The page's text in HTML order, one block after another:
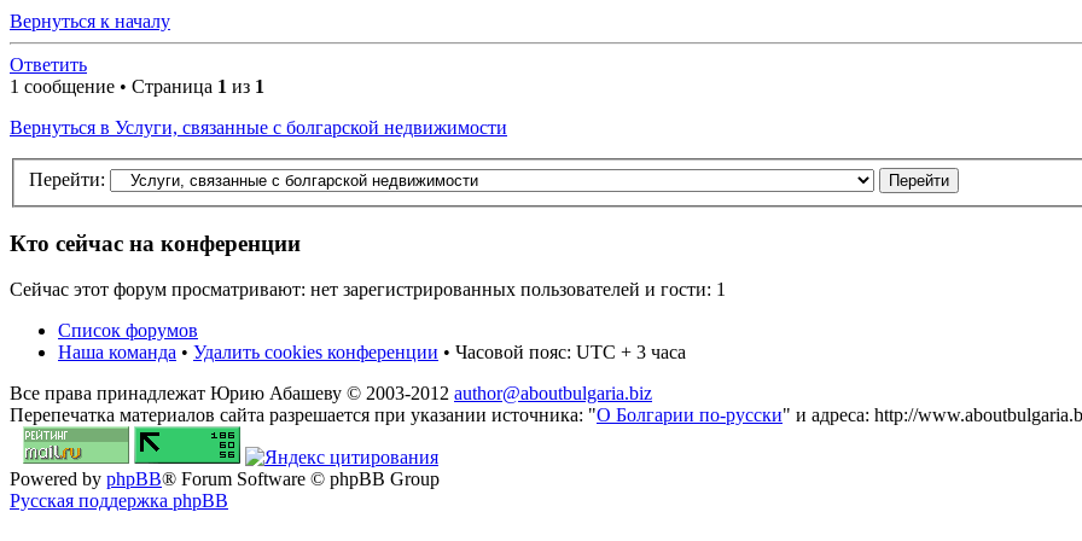
Вернуться к началу
Ответить
1 сообщение • Страница 1 из 1
Вернуться в Услуги, связанные с болгарской недвижимости
Перейти:
Кто сейчас на конференции
Сейчас этот форум просматривают: нет зарегистрированных пользователей и гости: 1
Список форумов
Наша команда • Удалить cookies конференции • Часовой пояс: UTC + 3 часа
Все права принадлежат Юрию Абашеву © 2003-2012 author@aboutbulgaria.biz
Перепечатка материалов сайта разрешается при указании источника: "О Болгарии по-русски" и адреса: http://
Powered by phpBB® Forum Software © phpBB Group
Русская поддержка phpBB